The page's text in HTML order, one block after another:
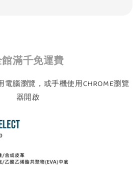
滿千免運費
腦瀏覽，或手機使用CHROME瀏覽
器開啟